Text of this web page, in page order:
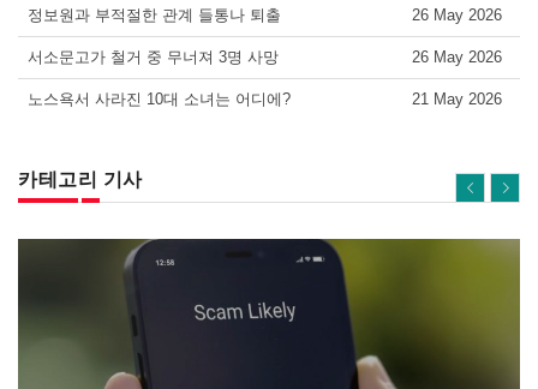
정보원과 부적절한 관계 들통나 퇴출 26 May 2026
서소문고가 철거 중 무너져 3명 사망 26 May 2026
노스욕서 사라진 10대 소녀는 어디에? 21 May 2026
카테고리 기사